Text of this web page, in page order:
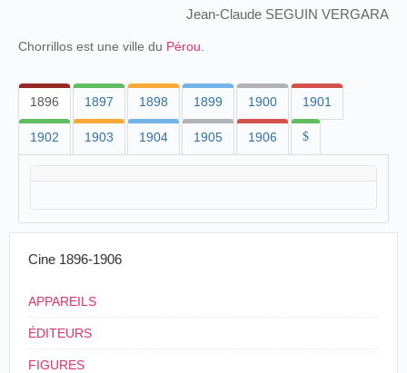
Jean-Claude SEGUIN VERGARA
Chorrillos est une ville du Pérou
1896 1897 1898 1899 1900 1901
1902 1903 1904 1905 1906 $
Cine 1896-1906
APPAREILS
ÉDITEURS
FIGURES